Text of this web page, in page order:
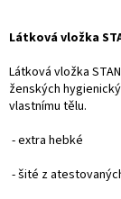
Látková vložka
Látková vložka
ženských
vlastnímu tělu.
- extra hebké
- šité z